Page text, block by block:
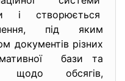
і створюється
під яким
документів різних
бази та
щодо обсягів,